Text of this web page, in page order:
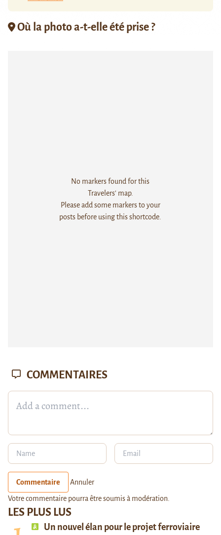
Où la photo a-t-elle été prise ?
No markers found for this
Travelers' map.
Please add some markers to your
posts before using this shortcode.
LES PLUS LUS
Un nouvel élan pour le projet ferroviaire
COMMENTAIRES
Commentaire Annuler
Votre commentaire pourra être soumis à modération.